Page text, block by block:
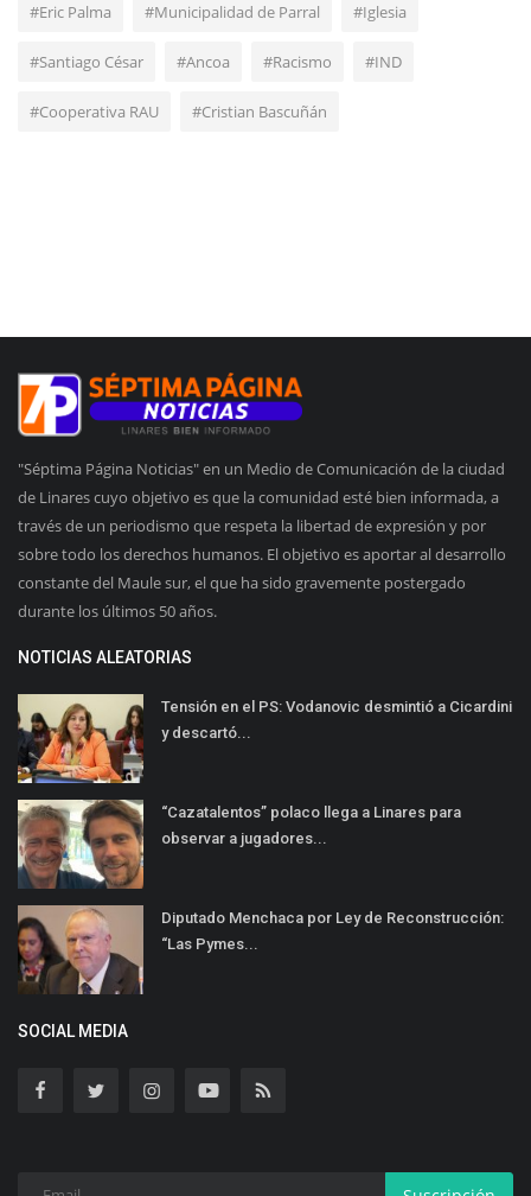
#Eric Palma #Municipalidad de Parral #Iglesia
#Santiago César #Ancoa #Racismo #IND
#Cooperativa RAU #Cristian Bascuñán
"Séptima Página Noticias" en un Medio de Comunicación de la ciudad
de Linares cuyo objetivo es que la comunidad esté bien informada, a
través de un periodismo que respeta la libertad de expresión y por
sobre todo los derechos humanos. El objetivo es aportar al desarrollo
constante del Maule sur, el que ha sido gravemente postergado
durante los últimos 50 años.
NOTICIAS ALEATORIAS
Tensión en el PS: Vodanovic desmintió a Cicardini
y descartó...
“Cazatalentos” polaco llega a Linares para
observar a jugadores...
Diputado Menchaca por Ley de Reconstrucción:
“Las Pymes...
SOCIAL MEDIA